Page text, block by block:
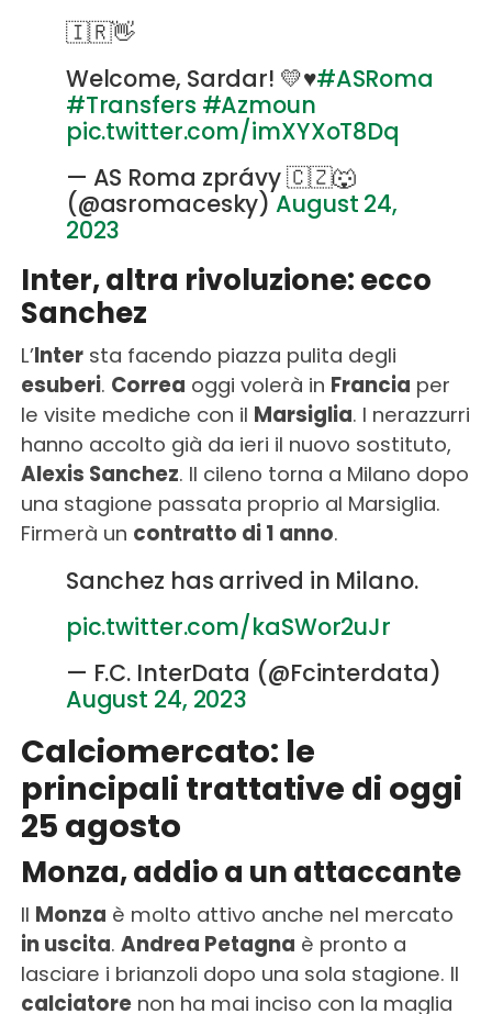
🇮🇷👋
Welcome, Sardar! 💛♥️#ASRoma
#Transfers #Azmoun
pic.twitter.com/imXYXoT8Dq
— AS Roma zprávy 🇨🇿🐺
(@asromacesky)August 24,
2023
Inter, altra rivoluzione: ecco
Sanchez
L’Intersta facendo piazza pulita degli
esuberi. Correa oggi volerà in Francia per
le visite mediche con il Marsiglia. I nerazzurri
hanno accolto già da ieri il nuovo sostituto,
Alexis Sanchez. Il cileno torna a Milano dopo
una stagione passata proprio al Marsiglia.
Firmerà un contratto di 1 anno.
Sanchez has arrived in Milano.
pic.twitter.com/kaSWor2uJr
— F.C. InterData (@Fcinterdata)
August 24, 2023
Calciomercato: le
principali trattative di oggi
25 agosto
Monza, addio a un attaccante
Il Monza è molto attivo anche nel mercato
in uscita. Andrea Petagna è pronto a
lasciare i brianzoli dopo una sola stagione. Il
calciatorenon ha mai inciso con la maglia